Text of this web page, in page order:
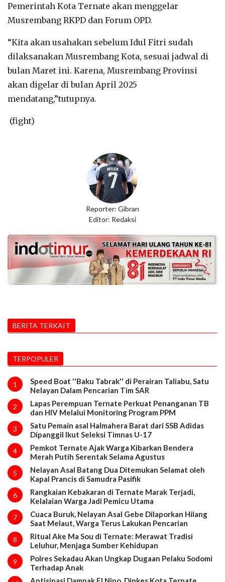
Pemerintah Kota Ternate akan menggelar
Musrembang RKPD dan Forum OPD.
“Kita akan usahakan sebelum Idul Fitri sudah
dilaksanakan Musrembang Kota, sesuai jadwal di
bulan Maret ini. Karena, Musrembang Provinsi
akan digelar di bulan April 2025
mendatang,”tutupnya.
(fight)
Reporter: Gibran
Editor: Redaksi
BERITA TERKAIT
TERPOPULER
1
Speed Boat ''Baku Tabrak'' di Perairan Taliabu, Satu
Nelayan Dalam Pencarian Tim SAR
2
Lapas Perempuan Ternate Perkuat Penanganan TB
dan HIV Melalui Monitoring Program PPM
3
Satu Pemain asal Halmahera Barat dari SSB Adidas
Dipanggil Ikut Seleksi Timnas U-17
4
Pemkot Ternate Ajak Warga Kibarkan Bendera
Merah Putih Serentak Selama Agustus
5
Nelayan Asal Batang Dua Ditemukan Selamat oleh
Kapal Prancis di Samudra Pasifik
6
Rangkaian Kebakaran di Ternate Marak Terjadi,
Kelalaian Warga Jadi Pemicu Utama
7
Cuaca Buruk, Nelayan Asal Gebe Dilaporkan Hilang
Saat Melaut, Warga Terus Lakukan Pencarian
8
Ritual Ake Ma Sou di Ternate: Merawat Tradisi
Leluhur, Menjaga Sumber Kehidupan
9
Polres Sekadau Akan Ungkap Dugaan Pelaku Sodomi
Terhadap Anak